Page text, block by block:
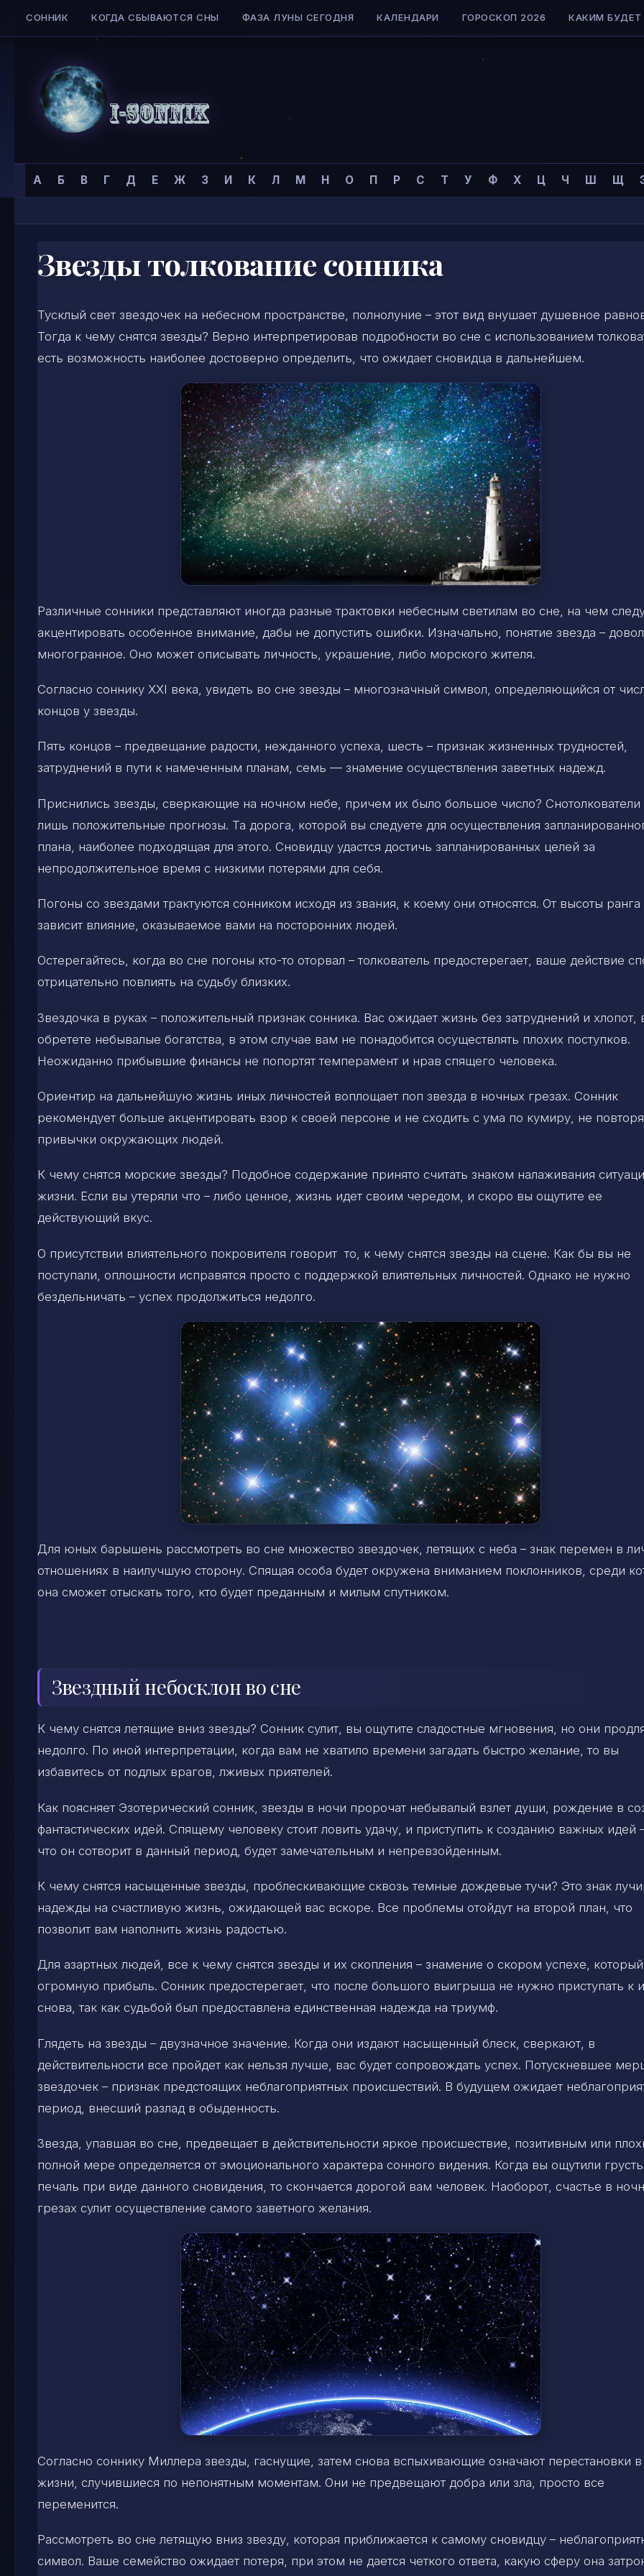
Skip to content
СОННИК КОГДА СБЫВАЮТСЯ СНЫ ФАЗА ЛУНЫ СЕГОДНЯ КАЛЕНДАРИ ГОРОСКОП 2026 КАКИМ БУДЕТ
Сонник
I-
А Б В Г Д Е Ж З И К Л М Н О П Р С Т У Ф Х Ц Ч Ш Щ
Главная страница »Сонник »З»
Звезды толкование сонника
Тусклый свет звездочек на небесном пространстве, полнолуние – этот вид внушает душевное
Тогда к чему снятся звезды? Верно интерпретировав подробности во сне с использованием
есть возможность наиболее достоверно определить, что ожидает сновидца в дальнейшем.
Различные сонники представляют иногда разные трактовки небесным светилам во сне, на чем
акцентировать особенное внимание, дабы не допустить ошибки. Изначально, понятие звезда –
многогранное. Оно может описывать личность, украшение, либо морского жителя.
Согласно соннику XXI века, увидеть во сне звезды – многозначный символ, определяющийся от
концов у звезды.
Пять концов – предвещание радости, нежданного успеха, шесть – признак жизненных трудностей,
затруднений в пути к намеченным планам, семь — знамение осуществления заветных надежд.
Приснились звезды, сверкающие на ночном небе, причем их было большое число? Снотолкователи
лишь положительные прогнозы. Та дорога, которой вы следуете для осуществления
плана, наиболее подходящая для этого. Сновидцу удастся достичь запланированных целей за
непродолжительное время с низкими потерями для себя.
Погоны со звездами трактуются сонником исходя из звания, к коему они относятся. От высоты ранга
зависит влияние, оказываемое вами на посторонних людей.
Остерегайтесь, когда во сне погоны кто-то оторвал – толкователь предостерегает, ваше действие
отрицательно повлиять на судьбу близких.
Звездочка в руках – положительный признак сонника. Вас ожидает жизнь без затруднений и хлопот,
обретете небывалые богатства, в этом случае вам не понадобится осуществлять плохих поступков.
Неожиданно прибывшие финансы не попортят темперамент и нрав спящего человека.
Ориентир на дальнейшую жизнь иных личностей воплощает поп звезда в ночных грезах. Сонник
рекомендует больше акцентировать взор к своей персоне и не сходить с ума по кумиру, не
привычки окружающих людей.
К чему снятся морские звезды? Подобное содержание принято считать знаком налаживания
жизни. Если вы утеряли что – либо ценное, жизнь идет своим чередом, и скоро вы ощутите ее
действующий вкус.
О присутствии влиятельного покровителя говорит то, к чему снятся звезды на сцене. Как бы вы не
поступали, оплошности исправятся просто с поддержкой влиятельных личностей. Однако не нужно
бездельничать – успех продолжиться недолго.
Для юных барышень рассмотреть во сне множество звездочек, летящих с неба – знак перемен в
отношениях в наилучшую сторону. Спящая особа будет окружена вниманием поклонников, среди
она сможет отыскать того, кто будет преданным и милым спутником.
Звездный небосклон во сне
К чему снятся летящие вниз звезды? Сонник сулит, вы ощутите сладостные мгновения, но они
недолго. По иной интерпретации, когда вам не хватило времени загадать быстро желание, то вы
избавитесь от подлых врагов, лживых приятелей.
Как поясняет Эзотерический сонник, звезды в ночи пророчат небывалый взлет души, рождение в
фантастических идей. Спящему человеку стоит ловить удачу, и приступить к созданию важных идей
что он сотворит в данный период, будет замечательным и непревзойденным.
К чему снятся насыщенные звезды, проблескивающие сквозь темные дождевые тучи? Это знак
надежды на счастливую жизнь, ожидающей вас вскоре. Все проблемы отойдут на второй план, что
позволит вам наполнить жизнь радостью.
Для азартных людей, все к чему снятся звезды и их скопления – знамение о скором успехе, который
огромную прибыль. Сонник предостерегает, что после большого выигрыша не нужно приступать к
снова, так как судьбой был предоставлена единственная надежда на триумф.
Глядеть на звезды – двузначное значение. Когда они издают насыщенный блеск, сверкают, в
действительности все пройдет как нельзя лучше, вас будет сопровождать успех. Потускневшее
звездочек – признак предстоящих неблагоприятных происшествий. В будущем ожидает
период, внесший разлад в обыденность.
Звезда, упавшая во сне, предвещает в действительности яркое происшествие, позитивным или
полной мере определяется от эмоционального характера сонного видения. Когда вы ощутили
печаль при виде данного сновидения, то скончается дорогой вам человек. Наоборот, счастье в
грезах сулит осуществление самого заветного желания.
Согласно соннику Миллера звезды, гаснущие, затем снова вспыхивающие означают перестановки в
жизни, случившиеся по непонятным моментам. Они не предвещают добра или зла, просто все
переменится.
Рассмотреть во сне летящую вниз звезду, которая приближается к самому сновидцу –
символ. Ваше семейство ожидает потеря, при этом не дается четкого ответа, какую сферу она